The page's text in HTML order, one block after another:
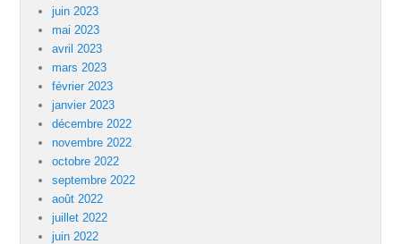
juin 2023
mai 2023
avril 2023
mars 2023
février 2023
janvier 2023
décembre 2022
novembre 2022
octobre 2022
septembre 2022
août 2022
juillet 2022
juin 2022